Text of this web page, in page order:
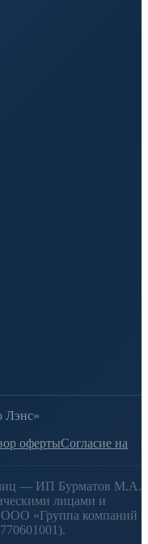
Лэнс»
офертыСогласие на
лиц — ИП Бурматов М.А.
лицами и
«Группа компаний